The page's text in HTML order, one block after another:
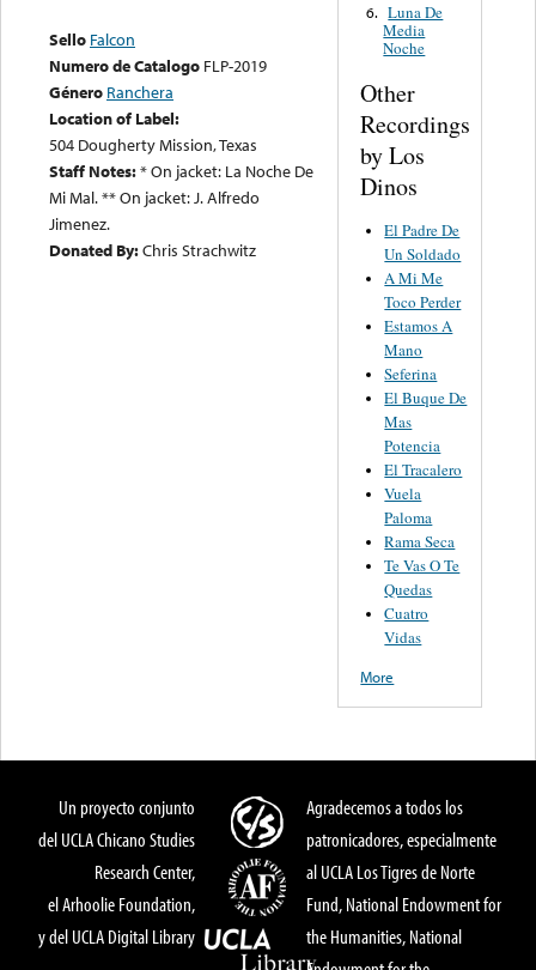
Sello Falcon
Numero de Catalogo FLP-2019
Género Ranchera
Location of Label:
504 Dougherty Mission, Texas
Staff Notes:* On jacket: La Noche De
Mi Mal. ** On jacket: J. Alfredo
Jimenez.
Donated By:Chris Strachwitz
6. Luna De
Media
Noche
Other
Recordings
by Los
Dinos
El Padre De
Un Soldado
A Mi Me
Toco Perder
Estamos A
Mano
Seferina
El Buque De
Mas
Potencia
El Tracalero
Vuela
Paloma
Rama Seca
Te Vas O Te
Quedas
Cuatro
Vidas
More
Un proyecto conjunto
del UCLA Chicano Studies
Research Center,
el Arhoolie Foundation,
y del UCLA Digital Library
Agradecemos a todos los
patronicadores, especialmente
al UCLA Los Tigres de Norte
Fund, National Endowment for
the Humanities, National